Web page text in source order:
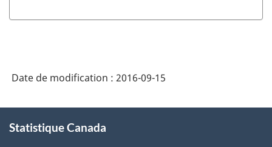
Date de modification : 2016-09-15
propos
Statistique Canada